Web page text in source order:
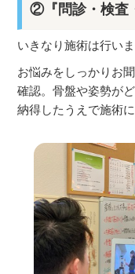
②『問診・検査
いきなり施術は行いま
お悩みをしっかりお
確認。骨盤や姿勢が
納得したうえで施術